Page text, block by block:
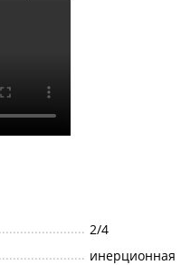
2/4
инерционная